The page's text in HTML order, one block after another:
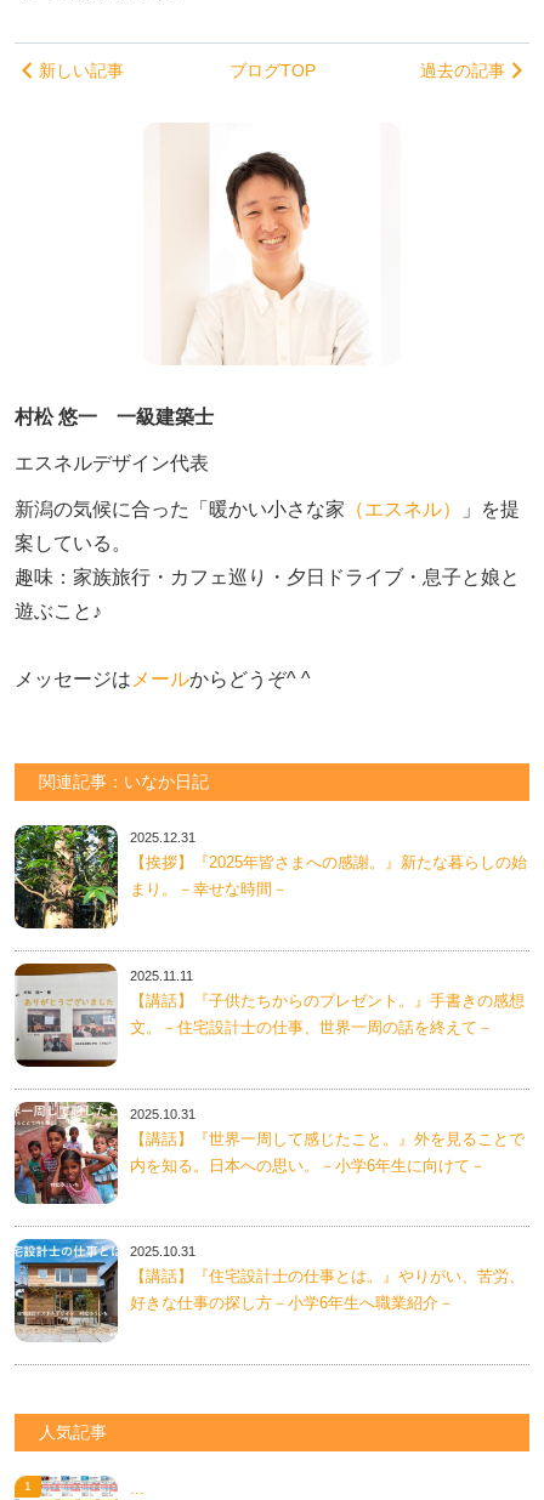
新しい記事 ブログTOP 過去の記事
村松 悠一 一級建築士
エスネルデザイン代表
新潟の気候に合った「暖かい小さな家 （エスネル）
」を提
案している。
趣味：家族旅行・カフェ巡り・夕日ドライブ・息子と娘と
遊ぶこと♪
メッセージは メールからどうぞ^ ^
関連記事：いなか日記
2025.12.31
【挨拶】『2025年皆さまへの感謝。』新たな暮らしの始
まり。－幸せな時間－
2025.11.11
【講話】『子供たちからのプレゼント。』手書きの感想
文。－住宅設計士の仕事、世界一周の話を終えて－
2025.10.31
【講話】『世界一周して感じたこと。』外を見ることで
内を知る。日本への思い。－小学6年生に向けて－
2025.10.31
【講話】『住宅設計士の仕事とは。』やりがい、苦労、
好きな仕事の探し方－小学6年生へ職業紹介－
人気記事
...